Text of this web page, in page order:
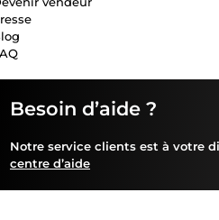
Besoin d’aide ?
Notre service clients est à votre
centre d’aide